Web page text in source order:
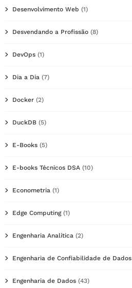
Desenvolvimento Web (1)
Desvendando a Profissão (8)
DevOps (1)
Dia a Dia (7)
Docker (2)
DuckDB (5)
E-Books (5)
E-books Técnicos DSA (10)
Econometria (1)
Edge Computing(1)
Engenharia Analítica (2)
Engenharia de Confiabilidade de Dados
Engenharia de Dados (43)